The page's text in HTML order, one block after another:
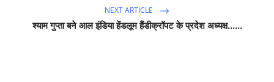
NEXT ARTICLE
श्याम गुप्ता बने आल इंडिया हेंडलूम हैंडीक्रॉपट के प्रदेश अध्यक्ष......